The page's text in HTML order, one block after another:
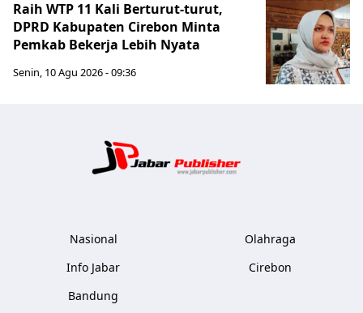
Raih WTP 11 Kali Berturut-turut,
DPRD Kabupaten Cirebon Minta
Pemkab Bekerja Lebih Nyata
Senin, 10 Agu 2026 - 09:36
Nasional
Info Jabar
Bandung
Olahraga
Cirebon